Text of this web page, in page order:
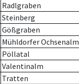
Radlgraben
Steinberg
Gößgraben
Mühldorfer Ochsenalm
Pöllatal
Valentinalm
Tratten